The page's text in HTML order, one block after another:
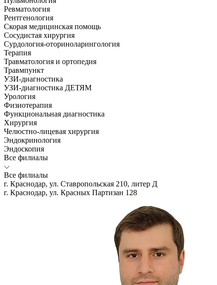
Ревматология
Рентгенология
Скорая медицинская помощь
Сосудистая хирургия
Сурдология-оториноларингология
Терапия
Травматология и ортопедия
Травмпункт
УЗИ-диагностика
УЗИ-диагностика ДЕТЯМ
Урология
Физиотерапия
Функциональная диагностика
Хирургия
Челюстно-лицевая хирургия
Эндокринология
Эндоскопия
Все филиалы
Все филиалы
г. Краснодар, ул. Ставропольская 210, литер Д
г. Краснодар, ул. Красных Партизан 128